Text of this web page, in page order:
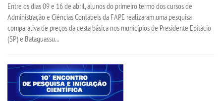
Entre os dias 09 e 16 de abril, alunos do primeiro termo dos cursos de
Administração e Ciências Contábeis da FAPE realizaram uma pesquisa
comparativa de preços da cesta básica nos municípios de Presidente Epitácio
(SP) e Bataguassu...